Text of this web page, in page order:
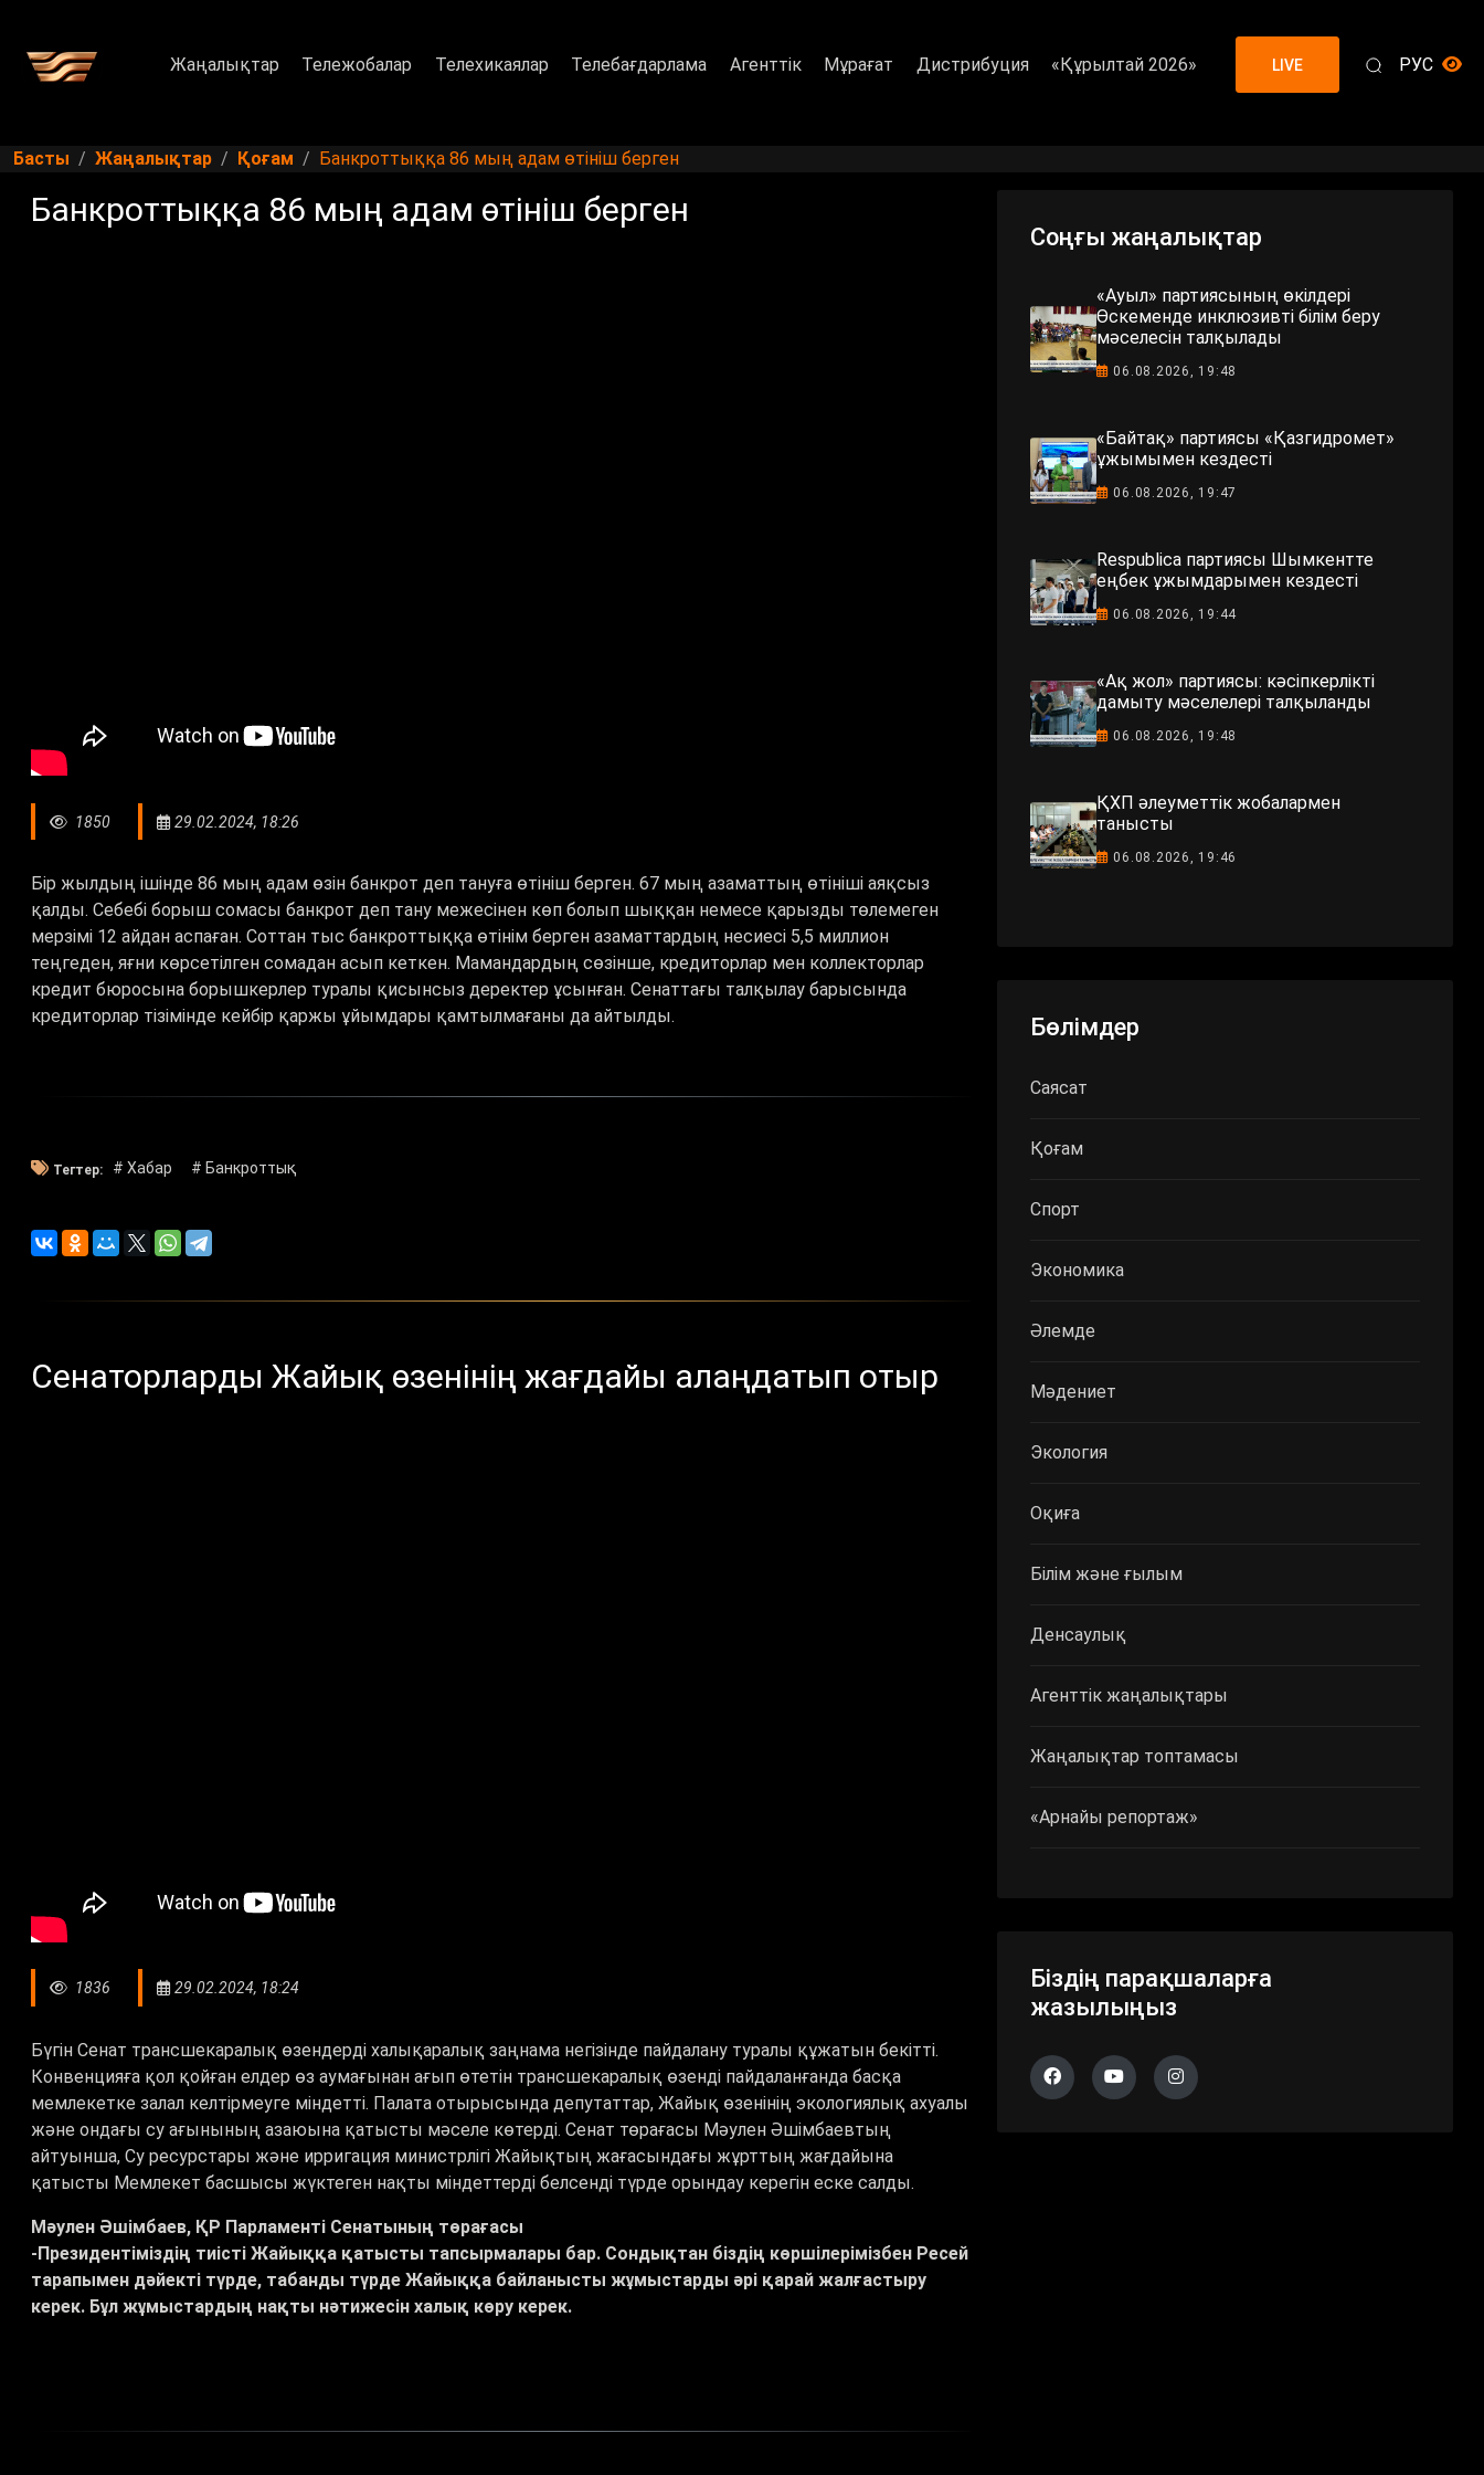
Жаңалықтар Тележобалар Телехикаялар Телебағдарлама Агенттік Мұрағат Дистрибуция «Құрылтай 2026» LIVE РУС
Басты Жаңалықтар Қоғам Банкроттыққа 86 мың адам өтініш берген
Банкроттыққа 86 мың адам өтініш берген
1850 29.02.2024, 18:26
Бір жылдың ішінде 86 мың адам өзін банкрот деп тануға өтініш берген. 67 мың азаматтың өтініші аяқсыз
қалды. Себебі борыш сомасы банкрот деп тану межесінен көп болып шыққан немесе қарызды төлемеген
мерзімі 12 айдан аспаған. Соттан тыс банкроттыққа өтінім берген азаматтардың несиесі 5,5 миллион
теңгеден, яғни көрсетілген сомадан асып кеткен. Мамандардың сөзінше, кредиторлар мен коллекторлар
кредит бюросына борышкерлер туралы қисынсыз деректер ұсынған. Сенаттағы талқылау барысында
кредиторлар тізімінде кейбір қаржы ұйымдары қамтылмағаны да айтылды.
Тегтер: # Хабар # Банкроттық
Сенаторларды Жайық өзенінің жағдайы алаңдатып отыр
1836 29.02.2024, 18:24
Бүгін Сенат трансшекаралық өзендерді халықаралық заңнама негізінде пайдалану туралы құжатын бекітті.
Конвенцияға қол қойған елдер өз аумағынан ағып өтетін трансшекаралық өзенді пайдаланғанда басқа
мемлекетке залал келтірмеуге міндетті. Палата отырысында депутаттар, Жайық өзенінің экологиялық ахуалы
және ондағы су ағынының азаюына қатысты мәселе көтерді. Сенат төрағасы Мәулен Әшімбаевтың
айтуынша, Су ресурстары және ирригация министрлігі Жайықтың жағасындағы жұрттың жағдайына
қатысты Мемлекет басшысы жүктеген нақты міндеттерді белсенді түрде орындау керегін еске салды.
Мәулен Әшімбаев, ҚР Парламенті Сенатының төрағасы
-Президентіміздің тиісті Жайыққа қатысты тапсырмалары бар. Сондықтан біздің көршілерімізбен Ресей
тарапымен дәйекті түрде, табанды түрде Жайыққа байланысты жұмыстарды әрі қарай жалғастыру
керек. Бұл жұмыстардың нақты нәтижесін халық көру керек.
Соңғы жаңалықтар
«Ауыл» партиясының өкілдері
Өскеменде инклюзивті білім беру
мәселесін талқылады
06.08.2026, 19:48
«Байтақ» партиясы «Қазгидромет»
ұжымымен кездесті
06.08.2026, 19:47
Respublica партиясы Шымкентте
еңбек ұжымдарымен кездесті
06.08.2026, 19:44
«Ақ жол» партиясы: кәсіпкерлікті
дамыту мәселелері талқыланды
06.08.2026, 19:48
ҚХП әлеуметтік жобалармен
танысты
06.08.2026, 19:46
Бөлімдер
Саясат
Қоғам
Спорт
Экономика
Әлемде
Мәдениет
Экология
Оқиға
Білім және ғылым
Денсаулық
Агенттік жаңалықтары
Жаңалықтар топтамасы
«Арнайы репортаж»
Біздің парақшаларға
жазылыңыз